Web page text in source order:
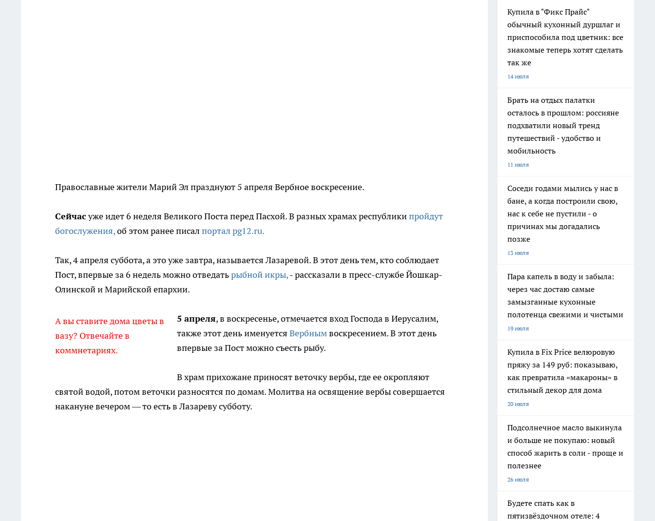
Православные жители Марий Эл празднуют 5 апреля Вербное воскресение.
Сейчасуже идет 6 неделя Великого Поста перед Пасхой. В разных храмах республикипройдут
богослужения,об этом ранее писал портал pg12.ru.
Так, 4 апреля суббота, а это уже завтра, называется Лазаревой. В этот день тем, кто соблюдает
Пост, впервые за 6 недель можно отведатьрыбной икры,- рассказали в пресс-службе Йошкар-
Олинской и Марийской епархии.
А вы ставите дома цветы в
вазу? Отвечайте в
коммнетариях.
5 апреля, в воскресенье, отмечается вход Господа в Иерусалим,
также этот день именуется Вербнымвоскресением. В этот день
впервые за Пост можно съесть рыбу.
В храм прихожане приносят веточку вербы, где ее окропляют
святой водой, потом веточки разносятся по домам. Молитва на освящение вербы совершается
накануне вечером — то есть в Лазареву субботу.
Купила в "Фикс Прайс"
обычный кухонный дуршлаг и
приспособила под цветник: все
знакомые теперь хотят сделать
так же
14 июля
Брать на отдых палатки
осталось в прошлом: россияне
подхватили новый тренд
путешествий - удобство и
мобильность
11 июля
Соседи годами мылись у нас в
бане, а когда построили свою,
нас к себе не пустили - о
причинах мы догадались
позже
13 июля
Пара капель в воду и забыла:
через час достаю самые
замызганные кухонные
полотенца свежими и чистыми
19 июля
Купила в Fix Price велюровую
пряжу за 149 руб: показываю,
как превратила «макароны» в
стильный декор для дома
20 июля
Подсолнечное масло выкинула
и больше не покупаю: новый
способ жарить в соли - проще и
полезнее
26 июля
Будете спать как в
пятизвёздочном отеле: 4